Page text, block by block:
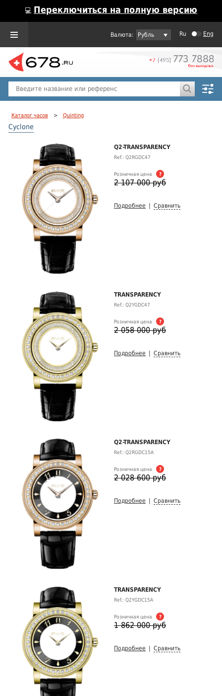
💻 Переключиться на полную версию
Рубль Ru Eng
Каталог часов > Quinting
Cyclone
Q2-TRANSPARENCY
Ref.: Q2RGDC47
Розничная цена ?
2 107 000 руб
Подробнее Сравнить
TRANSPARENCY
Ref.: Q2YGDC47
Розничная цена ?
2 058 000 руб
Подробнее Сравнить
Q2-TRANSPARENCY
Ref.: Q2RGDC15A
Розничная цена ?
2 028 600 руб
Подробнее Сравнить
TRANSPARENCY
Ref.: Q2YGDC15A
Розничная цена ?
1 862 000 руб
Подробнее Сравнить